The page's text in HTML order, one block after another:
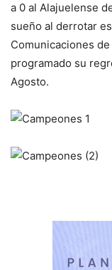
a 0 al Alajuelense
sueño al derrotar
Comunicaciones
programado su
Agosto.